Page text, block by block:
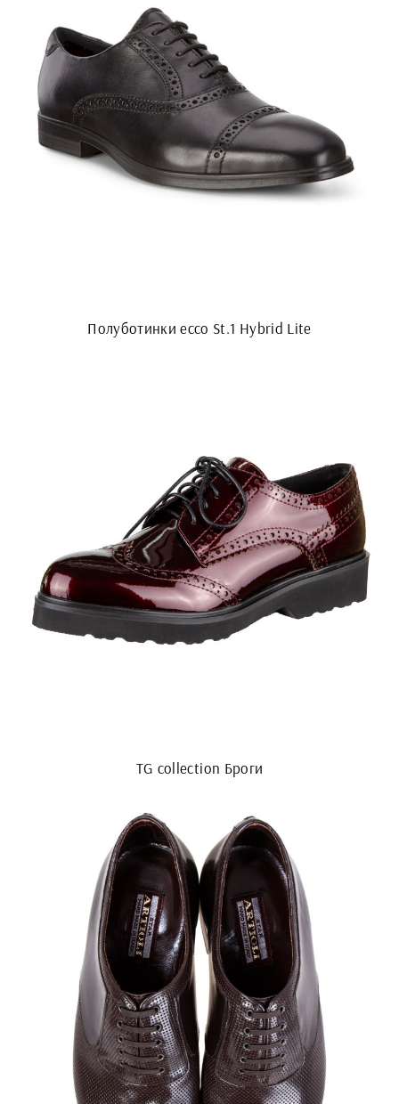
Полуботинки ecco St.1 Hybrid Lite
TG collection Броги